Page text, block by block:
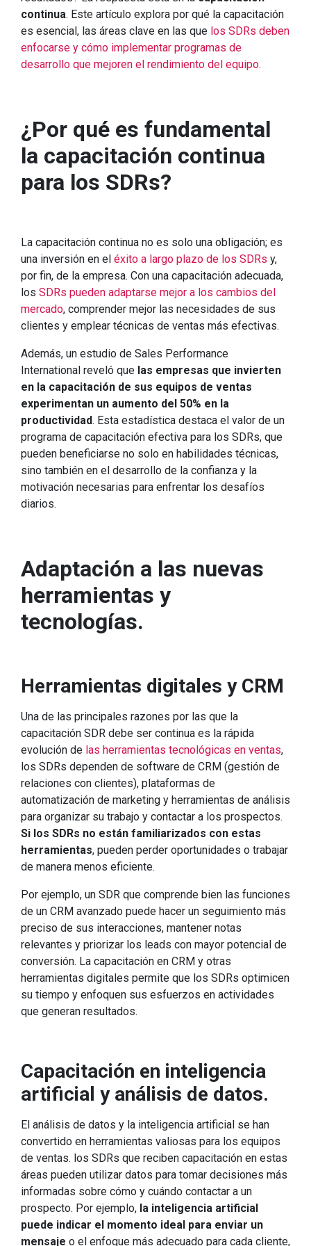
continua. Este artículo explora por qué la capacitación
es esencial, las áreas clave en las que los SDRs deben
enfocarse y cómo implementar programas de
desarrollo que mejoren el rendimiento del equipo.
¿Por qué es fundamental
la capacitación continua
para los SDRs?
La capacitación continua no es solo una obligación; es
una inversión en el éxito a largo plazo de los SDRs y,
por fin, de la empresa. Con una capacitación adecuada,
los SDRs pueden adaptarse mejor a los cambios del
mercado, comprender mejor las necesidades de sus
clientes y emplear técnicas de ventas más efectivas.
Además, un estudio de Sales Performance
International reveló que las empresas que invierten
en la capacitación de sus equipos de ventas
experimentan un aumento del 50% en la
productividad. Esta estadística destaca el valor de un
programa de capacitación efectiva para los SDRs, que
pueden beneficiarse no solo en habilidades técnicas,
sino también en el desarrollo de la confianza y la
motivación necesarias para enfrentar los desafíos
diarios.
Adaptación a las nuevas
herramientas y
tecnologías.
Herramientas digitales y CRM
Una de las principales razones por las que la
capacitación SDR debe ser continua es la rápida
evolución de las herramientas tecnológicas en ventas,
los SDRs dependen de software de CRM (gestión de
relaciones con clientes), plataformas de
automatización de marketing y herramientas de análisis
para organizar su trabajo y contactar a los prospectos.
Si los SDRs no están familiarizados con estas
herramientas, pueden perder oportunidades o trabajar
de manera menos eficiente.
Por ejemplo, un SDR que comprende bien las funciones
de un CRM avanzado puede hacer un seguimiento más
preciso de sus interacciones, mantener notas
relevantes y priorizar los leads con mayor potencial de
conversión. La capacitación en CRM y otras
herramientas digitales permite que los SDRs optimicen
su tiempo y enfoquen sus esfuerzos en actividades
que generan resultados.
Capacitación en inteligencia
artificial y análisis de datos.
El análisis de datos y la inteligencia artificial se han
convertido en herramientas valiosas para los equipos
de ventas. los SDRs que reciben capacitación en estas
áreas pueden utilizar datos para tomar decisiones más
informadas sobre cómo y cuándo contactar a un
prospecto. Por ejemplo, la inteligencia artificial
puede indicar el momento ideal para enviar un
mensaje o el enfoque más adecuado para cada cliente,